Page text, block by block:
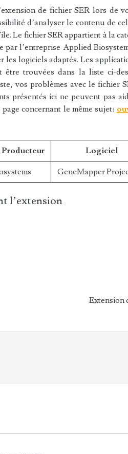
de fichier SER lors de
d’analyser le contenu de
Le fichier SER appartient à la
par l’entreprise Applied
les logiciels adaptés. Les
être trouvées dans la liste ci-
vos problèmes avec le fichier
présentés ici ne peuvent pas
concernant le même sujet:
Producteur Logiciel
GeneMapper
l’extension
Extension